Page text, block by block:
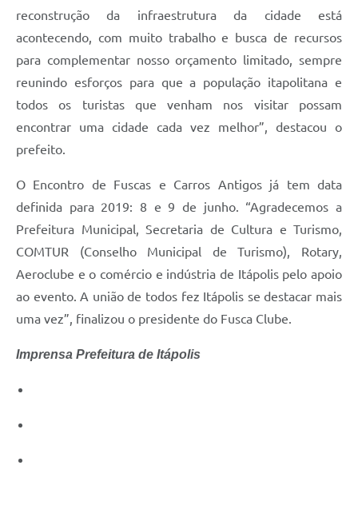
reconstrução da infraestrutura da cidade está
acontecendo, com muito trabalho e busca de recursos
para complementar nosso orçamento limitado, sempre
reunindo esforços para que a população itapolitana e
todos os turistas que venham nos visitar possam
encontrar uma cidade cada vez melhor”, destacou o
prefeito.
O Encontro de Fuscas e Carros Antigos já tem data
definida para 2019: 8 e 9 de junho. “Agradecemos a
Prefeitura Municipal, Secretaria de Cultura e Turismo,
COMTUR (Conselho Municipal de Turismo), Rotary,
Aeroclube e o comércio e indústria de Itápolis pelo apoio
ao evento. A união de todos fez Itápolis se destacar mais
uma vez”, finalizou o presidente do Fusca Clube.
Imprensa Prefeitura de Itápolis